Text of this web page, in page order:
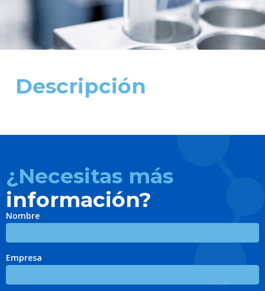
Descripción
¿Necesitas más
información?
Nombre
Empresa